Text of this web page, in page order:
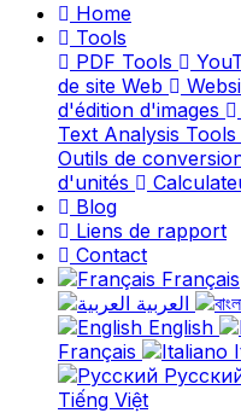
Home
Tools
PDF Tools
de site Web
d'édition d'images
Text Analysis Tools
Outils de
d'unités
Blog
Liens de rapport
Contact
Français
English
Français
Tiếng Việt